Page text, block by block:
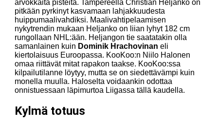
arvokkaita pisteitä. Tampereella Christian Heljanko on
pitkään pyrkinyt kasvamaan lahjakkuudesta
huippumaalivahdiksi. Maalivahtipelaamisen
nykytrendin mukaan Heljanko on liian lyhyt 182 cm
rungollaan NHL:ään. Heljangon tie saatatakin olla
samanlainen kuin Dominik Hrachovinan eli
kiertolaisuus Euroopassa. KooKoo:n Niilo Halonen
omaa riittävät mitat rapakon taakse. KooKoo:ssa
kilpailutilanne löytyy, mutta se on siedettävämpi kuin
monella muulla. Haloselta voidaankin odottaa
onnistuessaan läpimurtoa Liigassa tällä kaudella.
Kylmä totuus